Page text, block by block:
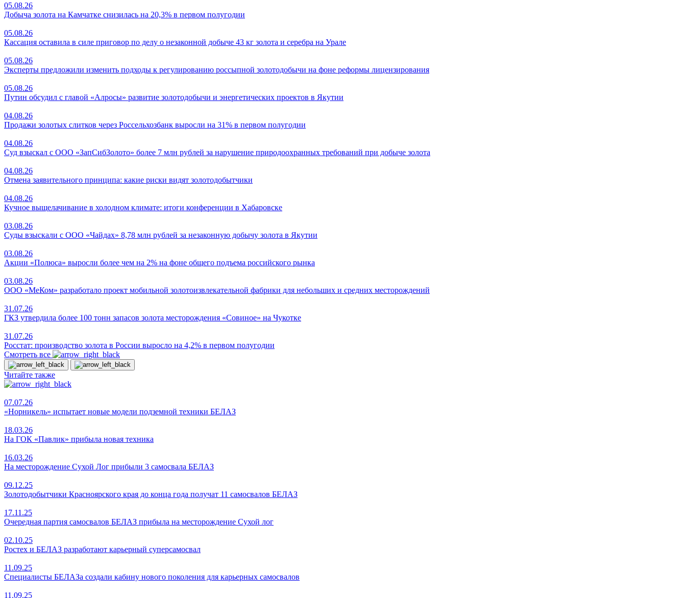
05.08.26
Добыча золота на Камчатке снизилась на 20,3% в первом полугодии
05.08.26
Кассация оставила в силе приговор по делу о незаконной добыче 43 кг золота и серебра на Урале
05.08.26
Эксперты предложили изменить подходы к регулированию россыпной золотодобычи на фоне реформы лицензирования
05.08.26
Путин обсудил с главой «Алросы» развитие золотодобычи и энергетических проектов в Якутии
04.08.26
Продажи золотых слитков через Россельхозбанк выросли на 31% в первом полугодии
04.08.26
Суд взыскал с ООО «ЗапСибЗолото» более 7 млн рублей за нарушение природоохранных требований при добыче золота
04.08.26
Отмена заявительного принципа: какие риски видят золотодобытчики
04.08.26
Кучное выщелачивание в холодном климате: итоги конференции в Хабаровске
03.08.26
Суды взыскали с ООО «Чайдах» 8,78 млн рублей за незаконную добычу золота в Якутии
03.08.26
Акции «Полюса» выросли более чем на 2% на фоне общего подъема российского рынка
03.08.26
ООО «МеКом» разработало проект мобильной золотоизвлекательной фабрики для небольших и средних месторождений
31.07.26
ГКЗ утвердила более 100 тонн запасов золота месторождения «Совиное» на Чукотке
31.07.26
Росстат: производство золота в России выросло на 4,2% в первом полугодии
Смотреть все
Читайте также
07.07.26
«Норникель» испытает новые модели подземной техники БЕЛАЗ
18.03.26
На ГОК «Павлик» прибыла новая техника
16.03.26
На месторождение Сухой Лог прибыли 3 самосвала БЕЛАЗ
09.12.25
Золотодобытчики Красноярского края до конца года получат 11 самосвалов БЕЛАЗ
17.11.25
Очередная партия самосвалов БЕЛАЗ прибыла на месторождение Сухой лог
02.10.25
Ростех и БЕЛАЗ разработают карьерный суперсамосвал
11.09.25
Специалисты БЕЛАЗа создали кабину нового поколения для карьерных самосвалов
11.09.25